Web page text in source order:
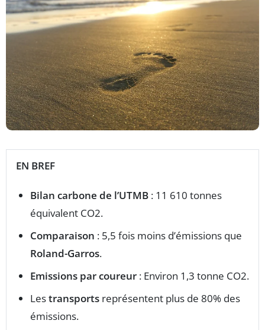
EN BREF
Bilan carbone de l’UTMB : 11 610 tonnes
équivalent CO2.
Comparaison : 5,5 fois moins d’émissions que
Roland-Garros.
Emissions par coureur : Environ 1,3 tonne CO2.
Lestransports représentent plus de 80% des
émissions.